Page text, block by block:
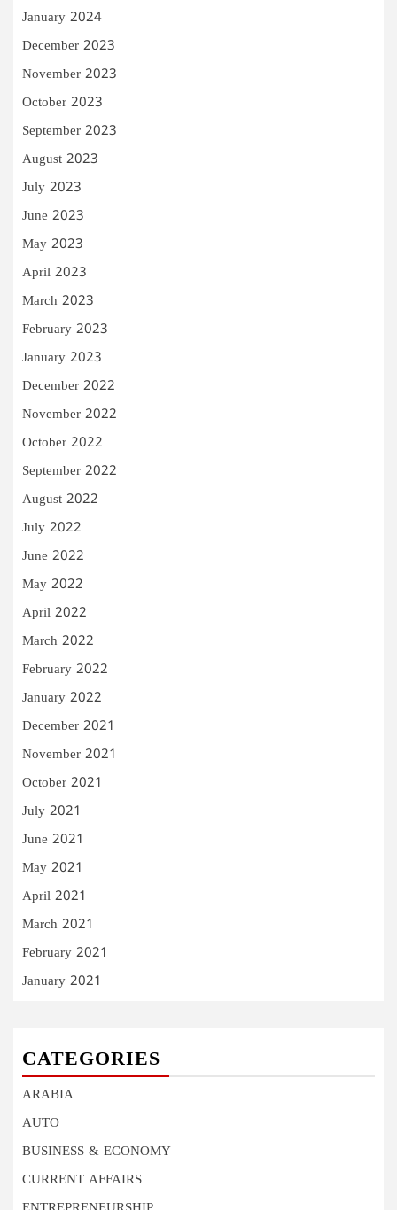
January 2024
December 2023
November 2023
October 2023
September 2023
August 2023
July 2023
June 2023
May 2023
April 2023
March 2023
February 2023
January 2023
December 2022
November 2022
October 2022
September 2022
August 2022
July 2022
June 2022
May 2022
April 2022
March 2022
February 2022
January 2022
December 2021
November 2021
October 2021
July 2021
June 2021
May 2021
April 2021
March 2021
February 2021
January 2021
CATEGORIES
ARABIA
AUTO
BUSINESS & ECONOMY
CURRENT AFFAIRS